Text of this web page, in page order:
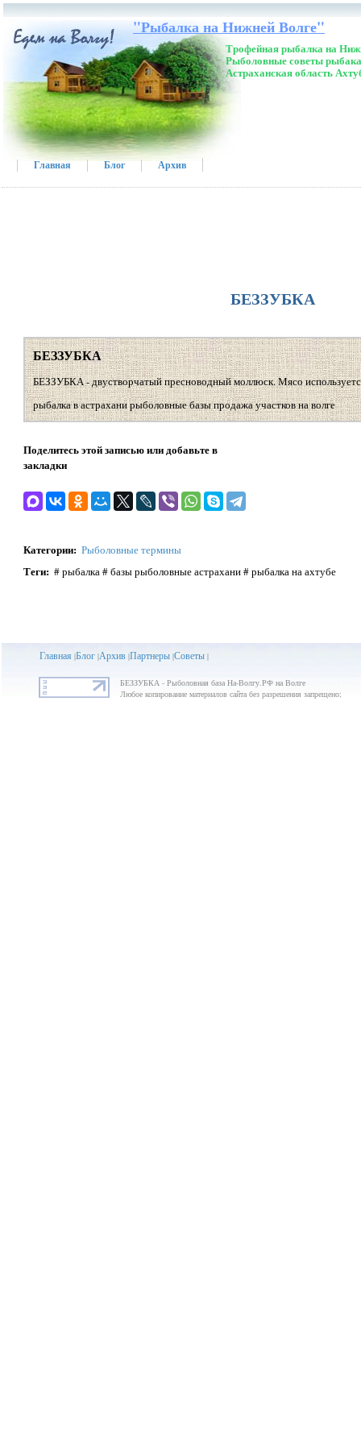
"Рыбалка на Нижней Волге"
Трофейная рыбалка на
Рыболовные советы
Астраханская область
Главная Блог Архив
БЕЗЗУБКА
БЕЗЗУБКА
БЕЗЗУБКА - двустворчатый пресноводный моллюск. Мясо
рыбалка в астрахани рыболовные базы продажа участков на волге
Поделитесь этой записью или добавьте в
закладки
Категории: Рыболовные термины
Теги: # рыбалка # базы рыболовные астрахани # рыбалка на ахтубе
Главная |Блог|Архив|Партнеры|Советы|
БЕЗЗУБКА - Рыболовная база На-Волгу.РФ на Волге
Любое копирование материалов сайта без разрешения запрещено;